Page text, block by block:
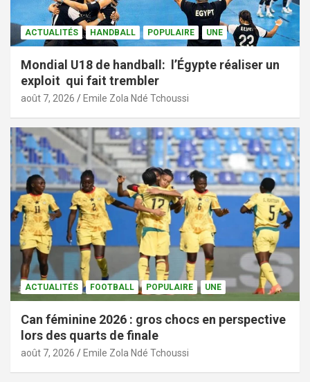
ACTUALITÉS HANDBALL POPULAIRE UNE
Mondial U18 de handball: l’Égypte réaliser un
exploit qui fait trembler
août 7, 2026 Emile Zola Ndé Tchoussi
ACTUALITÉS FOOTBALL POPULAIRE UNE
Can féminine 2026 : gros chocs en perspective
lors des quarts de finale
août 7, 2026 Emile Zola Ndé Tchoussi